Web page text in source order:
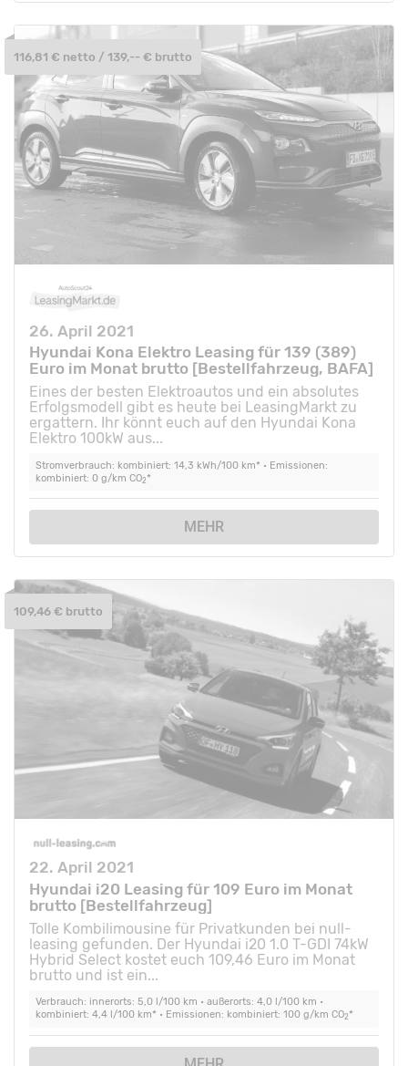
26. April 2021
Hyundai Kona Elektro Leasing für 139 (389)
Euro im Monat brutto [Bestellfahrzeug, BAFA]
Eines der besten Elektroautos und ein absolutes
Erfolgsmodell gibt es heute bei LeasingMarkt zu
ergattern. Ihr könnt euch auf den Hyundai Kona
Elektro 100kW aus...
Stromverbrauch: kombiniert: 14,3 kWh/100 km* • Emissionen:
kombiniert: 0 g/km CO2*
MEHR
116,81 € netto / 139,-- € brutto
22. April 2021
Hyundai i20 Leasing für 109 Euro im Monat
brutto [Bestellfahrzeug]
Tolle Kombilimousine für Privatkunden bei null-
leasing gefunden. Der Hyundai i20 1.0 T-GDI 74kW
Hybrid Select kostet euch 109,46 Euro im Monat
brutto und ist ein...
Verbrauch: innerorts: 5,0 l/100 km • außerorts: 4,0 l/100 km •
kombiniert: 4,4 l/100 km* • Emissionen: kombiniert: 100 g/km CO2*
109,46 € brutto